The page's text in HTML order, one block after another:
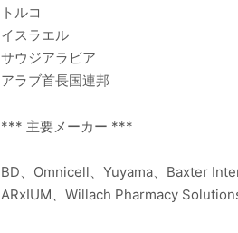
トルコ
イスラエル
サウジアラビア
アラブ首長国連邦
*** 主要メーカー ***
BD、Omnicell、Yuyama、Baxter
ARxIUM、Willach Pharmacy